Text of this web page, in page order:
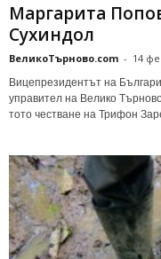
Маргарита
Сухиндол
ВеликоТърново.com - 14
Вицепрезидентът на
управител на Велико
тото честване на Трифон